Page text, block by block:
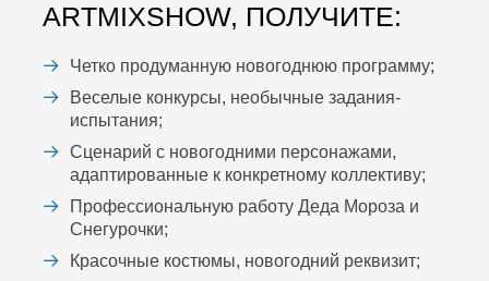
ARTMIXSHOW, ПОЛУЧИТЕ:
Четко продуманную новогоднюю программу;
Веселые конкурсы, необычные задания-
испытания;
Сценарий с новогодними персонажами,
адаптированные к конкретному коллективу;
Профессиональную работу Деда Мороза и
Снегурочки;
Красочные костюмы, новогодний реквизит;